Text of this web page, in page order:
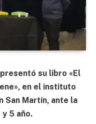
su libro «El
en el instituto
San Martín, ante la
5 año.